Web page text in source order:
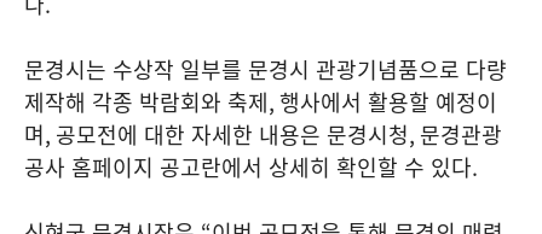
문경시는 수상작 일부를 문경시 관광기념품으로 다량
제작해 각종 박람회와 축제,행사에서 활용할 예정이
며, 공모전에 대한 자세한 내용은 문경시청, 문경관광
공사 홈페이지 공고란에서 상세히 확인할 수 있다.